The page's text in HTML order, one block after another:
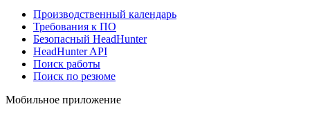
Производственный календарь
Требования к ПО
Безопасный HeadHunter
HeadHunter API
Поиск работы
Поиск по резюме
Мобильное приложение